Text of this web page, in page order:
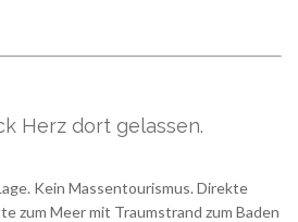
Herz dort gelassen.
Kein Massentourismus. Direkte
zum Meer mit Traumstrand zum Baden